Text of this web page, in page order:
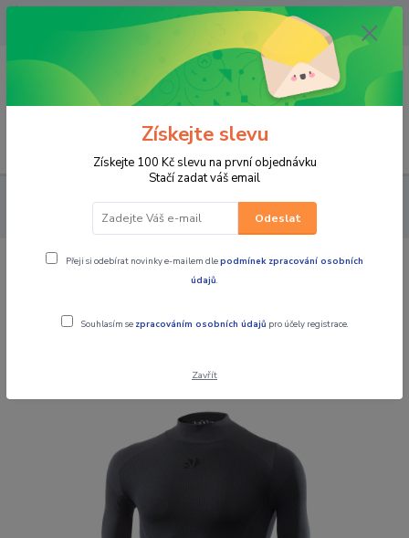
OPAVA 733537099/HLUČÍN
734541648/OLOMOUC 734593593
0,00 CZK
PRO JEZDCE FUNKČNÍ PRÁDLO Triko
SIXS TS3 V2 tričko s
dl. rukávem a stojáčkem šedá/černá
SIXS TS3 V2 tričko s dl. rukávem a
Získejte slevu
Získejte 100 Kč slevu na první objednávku
Stačí zadat váš email
Odeslat
Přeji si odebírat novinky e-mailem dlepodmínek zpracování osobních
údajů.
Souhlasím se zpracováním osobních údajů pro účely registrace.
Zavřít